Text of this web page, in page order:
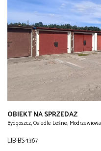
OBIEKT NA SPRZEDAŻ
Bydgoszcz, Osiedle Leśne, Modrzewiowa
LIB-BS-1367